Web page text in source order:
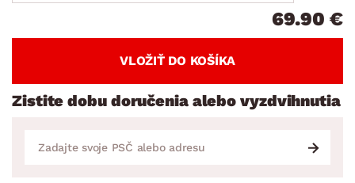
69.90 €
VLOŽIŤ DO KOŠÍKA
Zistite dobu doručenia alebo vyzdvihnutia